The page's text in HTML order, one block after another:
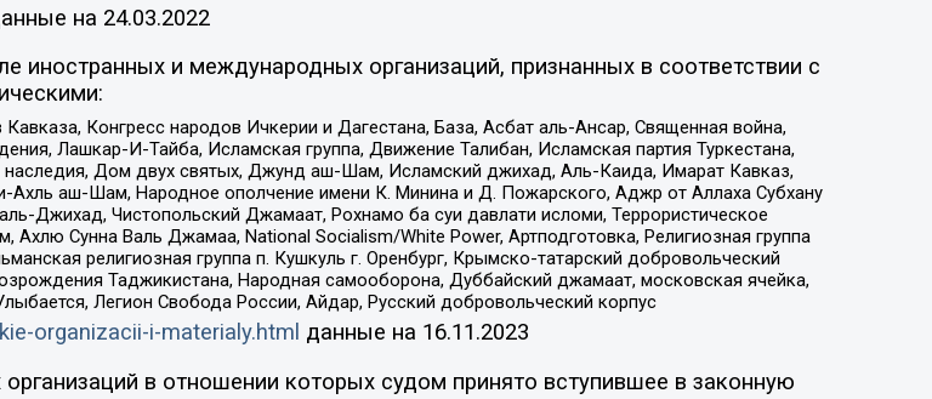
на 24.03.2022
иностранных и международных организаций, признанных в соответствии с
Конгресс народов Ичкерии и Дагестана, База, Асбат аль-Ансар, Священная война,
Лашкар-И-Тайба, Исламская группа, Движение Талибан, Исламская партия Туркестана,
Дом двух святых, Джунд аш-Шам, Исламский джихад, Аль-Каида, Имарат Кавказ,
аш-Шам, Народное ополчение имени К. Минина и Д. Пожарского, Аджр от Аллаха Субхану
Джихад, Чистопольский Джамаат, Рохнамо ба суи давлати исломи, Террористическое
Сунна Валь Джамаа, National Socialism/White Power, Артподготовка, Религиозная группа
религиозная группа п. Кушкуль г. Оренбург, Крымско-татарский добровольческий
Таджикистана, Народная самооборона, Дуббайский джамаат, московская ячейка,
Легион Свобода России, Айдар, Русский добровольческий корпус
organizacii-i-materialy.html данные на 16.11.2023
в отношении которых судом принято вступившее в законную